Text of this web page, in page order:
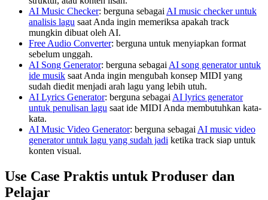
AI Music Checker: berguna sebagai AI music checker untuk
analisis lagu saat Anda ingin memeriksa apakah track
mungkin dibuat oleh AI.
Free Audio Converter: berguna untuk menyiapkan format
sebelum unggah.
AI Song Generator: berguna sebagai AI song generator untuk
ide musik saat Anda ingin mengubah konsep MIDI yang
sudah diedit menjadi arah lagu yang lebih utuh.
AI Lyrics Generator: berguna sebagai AI lyrics generator
untuk penulisan lagu saat ide MIDI Anda membutuhkan kata-
kata.
AI Music Video Generator: berguna sebagai AI music video
generator untuk lagu yang sudah jadi ketika track siap untuk
konten visual.
Use Case Praktis untuk Produser dan
Pelajar